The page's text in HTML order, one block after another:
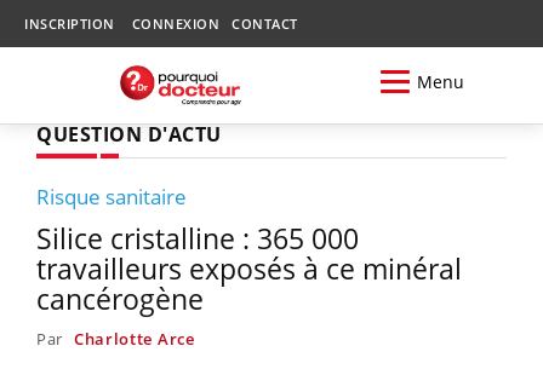
INSCRIPTION CONNEXION CONTACT
Menu
QUESTION D'ACTU
Risque sanitaire
Silice cristalline : 365 000
travailleurs exposés à ce minéral
cancérogène
Par Charlotte Arce